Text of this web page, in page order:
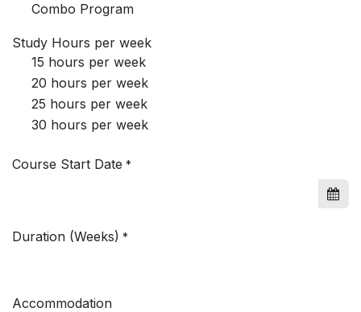
Combo Program
Study Hours per week
15 hours per week
20 hours per week
25 hours per week
30 hours per week
Course Start Date *
Duration (Weeks) *
Accommodation